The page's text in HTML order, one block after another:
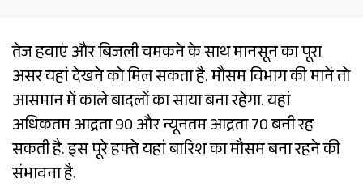
तेज हवाएं और बिजली चमकने के साथ मानसून का पूरा
असर यहां देखने को मिल सकता है. मौसम विभाग की मानें तो
आसमान में काले बादलों का साया बना रहेगा. यहां
अधिकतम आद्रता 90 और न्यूनतम आद्रता 70 बनी रह
सकती है. इस पूरे हफ्ते यहां बारिश का मौसम बना रहने की
संभावना है.